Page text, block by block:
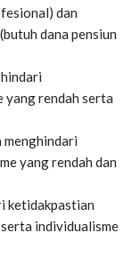
dan
dana pensiun
yang rendah serta
menghindari
yang rendah dan
ketidakpastian
individualisme